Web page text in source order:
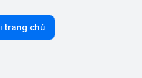
trang chủ